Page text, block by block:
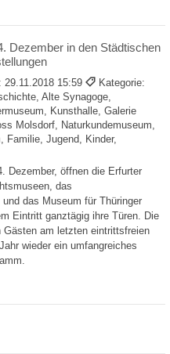
Dezember in den Städtischen
29.11.2018 15:59
Kategorie:
Alte Synagoge,
Kunsthalle, Galerie
Molsdorf, Naturkundemuseum,
Familie, Jugend, Kinder,
Dezember, öffnen die Erfurter
das
das Museum für Thüringer
Eintritt ganztägig ihre Türen. Die
Gästen am letzten eintrittsfreien
wieder ein umfangreiches